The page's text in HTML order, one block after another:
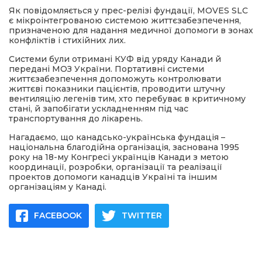
місія
Як повідомляється у прес-релізі фундації, MOVES SLC
є мікроінтегрованою системою життєзабезпечення,
призначеною для надання медичної допомоги в зонах
конфліктів і стихійних лих.
Системи були отримані КУФ від уряду Канади й
передані МОЗ України. Портативні системи
життєзабезпечення допоможуть контролювати
життєві показники пацієнтів, проводити штучну
вентиляцію легенів тим, хто перебуває в критичному
стані, й запобігати ускладненням під час
транспортування до лікарень.
Нагадаємо, що канадсько-українська фундація –
національна благодійна організація, заснована 1995
року на 18-му Конгресі українців Канади з метою
координації, розробки, організації та реалізації
проектов допомоги канадців Україні та іншим
організаціям у Канаді.
FACEBOOK TWITTER